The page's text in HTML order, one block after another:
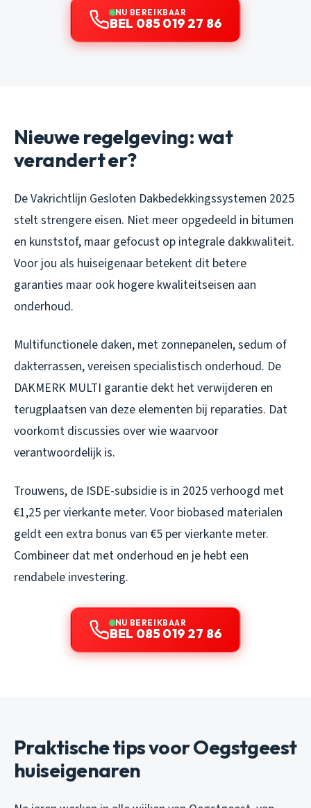
NU BEREIKBAAR
BEL 085 019 27 86
Nieuwe regelgeving: wat
verandert er?
De Vakrichtlijn Gesloten Dakbedekkingssystemen 2025
stelt strengere eisen. Niet meer opgedeeld in bitumen
en kunststof, maar gefocust op integrale dakkwaliteit.
Voor jou als huiseigenaar betekent dit betere
garanties maar ook hogere kwaliteitseisen aan
onderhoud.
Multifunctionele daken, met zonnepanelen, sedum of
dakterrassen, vereisen specialistisch onderhoud. De
DAKMERK MULTI garantie dekt het verwijderen en
terugplaatsen van deze elementen bij reparaties. Dat
voorkomt discussies over wie waarvoor
verantwoordelijk is.
Trouwens, de ISDE-subsidie is in 2025 verhoogd met
€1,25 per vierkante meter. Voor biobased materialen
geldt een extra bonus van €5 per vierkante meter.
Combineer dat met onderhoud en je hebt een
rendabele investering.
NU BEREIKBAAR
BEL 085 019 27 86
Praktische tips voor Oegstgeest
huiseigenaren